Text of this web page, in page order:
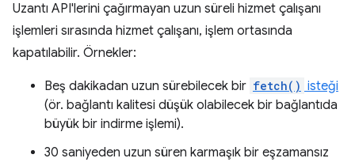
Uzantı API'lerini çağırmayan uzun süreli hizmet çalışanı
işlemleri sırasında hizmet çalışanı, işlem ortasında
kapatılabilir. Örnekler:
Beş dakikadan uzun sürebilecek bir fetch() isteği
(ör. bağlantı kalitesi düşük olabilecek bir bağlantıda
büyük bir indirme işlemi).
30 saniyeden uzun süren karmaşık bir eşzamansız